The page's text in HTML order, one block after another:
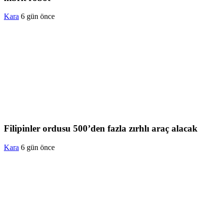
Kara 6 gün önce
Filipinler ordusu 500’den fazla zırhlı araç alacak
Kara 6 gün önce